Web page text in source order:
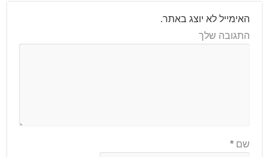
האימייל לא יוצג באתר.
התגובה שלך
שם*